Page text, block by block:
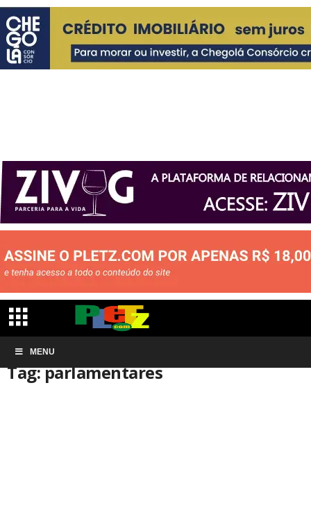
MENU
Início Tags
Tag: parlamentares